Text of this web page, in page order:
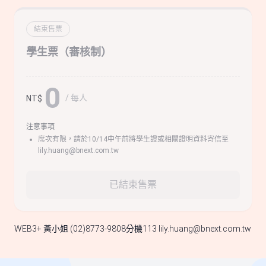
結束售票
學生票（審核制）
NT$ 0 / 每人
注意事項
席次有限，請於10/14中午前將學生證或相關證明資料寄信至
lily.huang@bnext.com.tw
已結束售票
WEB3+ 黃小姐 (02)8773-9808分機113 lily.huang@bnext.com.tw